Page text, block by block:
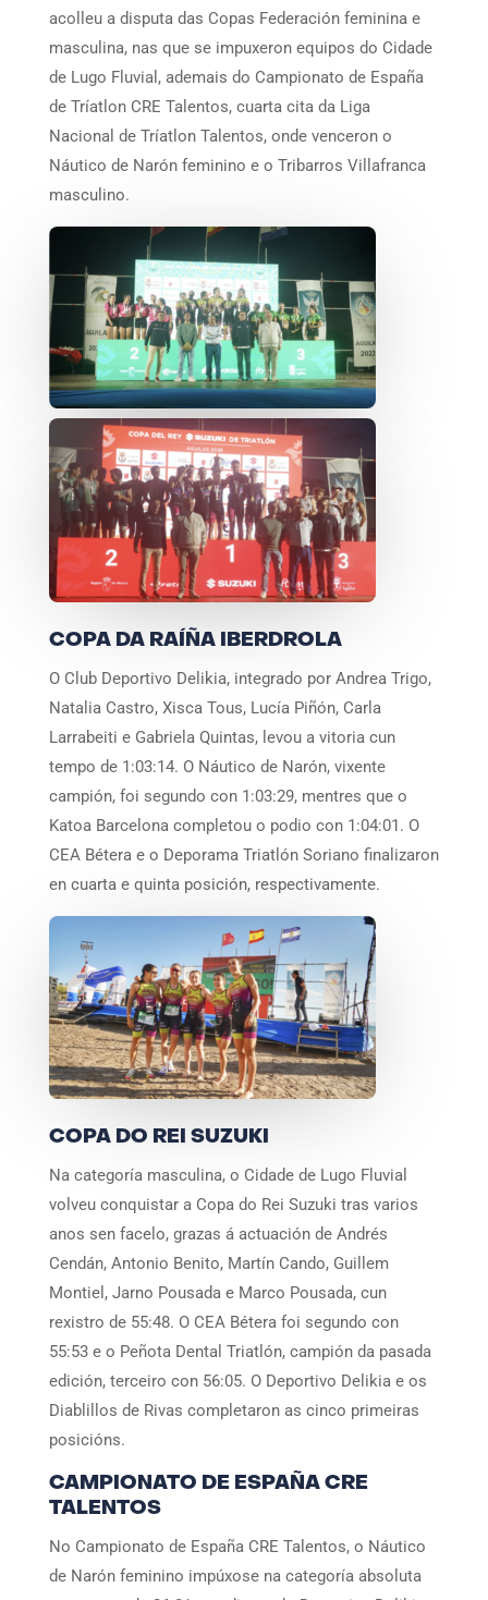
acolleu a disputa das Copas Federación feminina e
masculina, nas que se impuxeron equipos do Cidade
de Lugo Fluvial, ademais do Campionato de España
de Tríatlon CRE Talentos, cuarta cita da Liga
Nacional de Tríatlon Talentos, onde venceron o
Náutico de Narón feminino e o Tribarros Villafranca
masculino.
COPA DA RAÍÑA IBERDROLA
O Club Deportivo Delikia, integrado por Andrea Trigo,
Natalia Castro, Xisca Tous, Lucía Piñón, Carla
Larrabeiti e Gabriela Quintas, levou a vitoria cun
tempo de 1:03:14. O Náutico de Narón, vixente
campión, foi segundo con 1:03:29, mentres que o
Katoa Barcelona completou o podio con 1:04:01. O
CEA Bétera e o Deporama Triatlón Soriano finalizaron
en cuarta e quinta posición, respectivamente.
COPA DO REI SUZUKI
Na categoría masculina, o Cidade de Lugo Fluvial
volveu conquistar a Copa do Rei Suzuki tras varios
anos sen facelo, grazas á actuación de Andrés
Cendán, Antonio Benito, Martín Cando, Guillem
Montiel, Jarno Pousada e Marco Pousada, cun
rexistro de 55:48. O CEA Bétera foi segundo con
55:53 e o Peñota Dental Triatlón, campión da pasada
edición, terceiro con 56:05. O Deportivo Delikia e os
Diablillos de Rivas completaron as cinco primeiras
posicións.
CAMPIONATO DE ESPAÑA CRE
TALENTOS
No Campionato de España CRE Talentos, o Náutico
de Narón feminino impúxose na categoría absoluta